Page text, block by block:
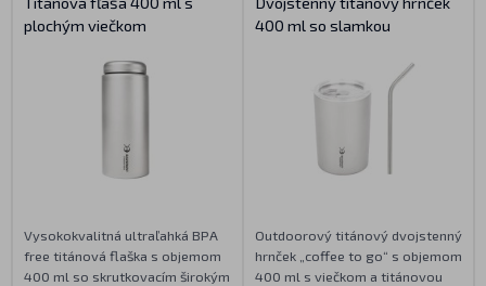
plochým viečkom
Vysokokvalitná ultraľahká BPA
free titánová flaška s objemom
400 ml so skrutkovacím širokým
400 ml so slamkou
Outdoorový titánový dvojstenný
hrnček „coffee to go“ s objemom
400 ml s viečkom a titánovou